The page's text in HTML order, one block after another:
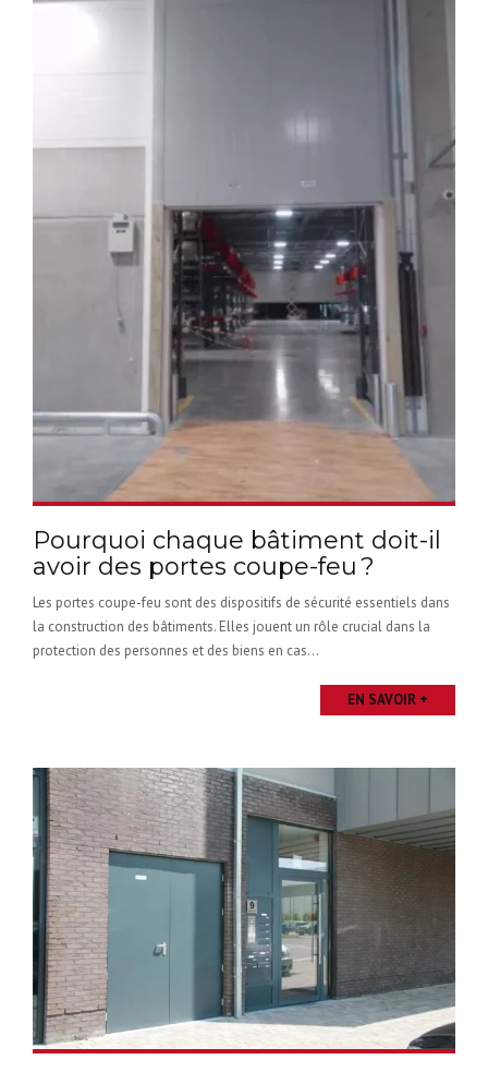
Pourquoi chaque bâtiment doit-il
avoir des portes coupe-feu ?
Les portes coupe-feu sont des dispositifs de sécurité essentiels dans
la construction des bâtiments. Elles jouent un rôle crucial dans la
protection des personnes et des biens en cas...
EN SAVOIR +